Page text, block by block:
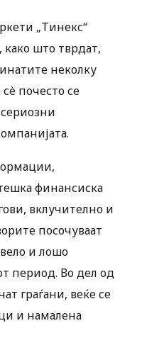
„Тинекс“
како што тврдат,
неколку
почесто се
финансиска
вклучително и
посочуваат
и лошо
период. Во дел од
граѓани, веќе се
и намалена